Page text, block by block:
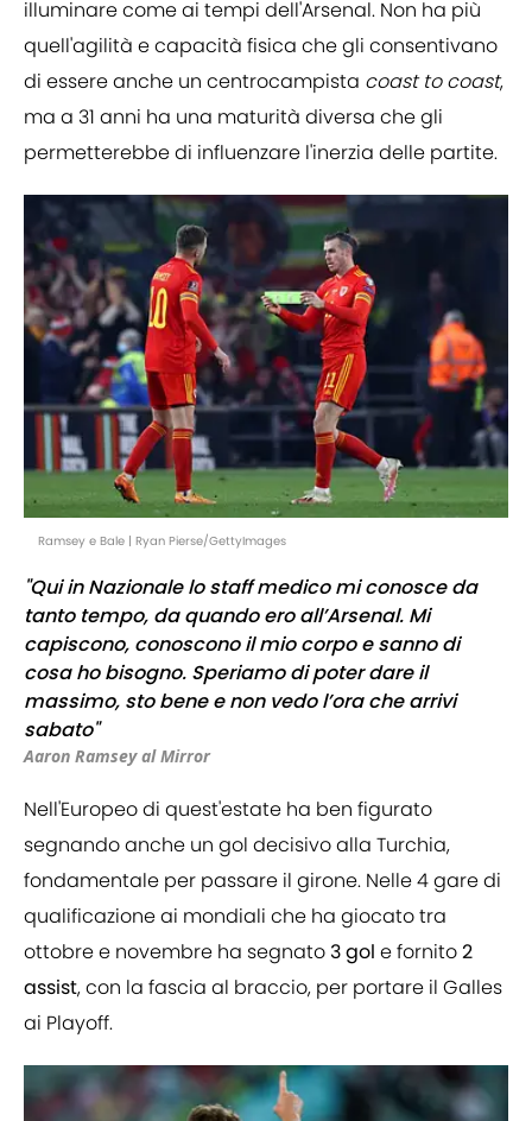
illuminare come ai tempi dell'Arsenal. Non ha più
quell'agilità e capacità fisica che gli consentivano
di essere anche un centrocampista coast to coast,
ma a 31 anni ha una maturità diversa che gli
permetterebbe di influenzare l'inerzia delle partite.
Ramsey e Bale | Ryan Pierse/GettyImages
"Qui in Nazionale lo staff medico mi conosce da
tanto tempo, da quando ero all’Arsenal. Mi
capiscono, conoscono il mio corpo e sanno di
cosa ho bisogno. Speriamo di poter dare il
massimo, sto bene e non vedo l’ora che arrivi
sabato"
Aaron Ramsey al Mirror
Nell'Europeo di quest'estate ha ben figurato
segnando anche un gol decisivo alla Turchia,
fondamentale per passare il girone. Nelle 4 gare di
qualificazione ai mondiali che ha giocato tra
ottobre e novembre ha segnato 3 gol e fornito2
assist, con la fascia al braccio, per portare il Galles
ai Playoff.